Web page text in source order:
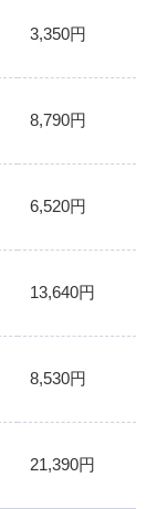
3,350円
8,790円
6,520円
13,640円
8,530円
21,390円